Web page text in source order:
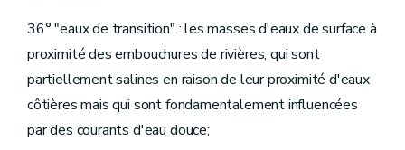
Sous-section
Conseil d'administration
[Décret 13.12.2023 - entrée en vigueur 01.01.2024]
Art.D.365
Art.
Sous-section 2 Mandat d'administrateur
Art.D.367
Sous-section 3
Art.D.368
36° "eaux de transition" : les masses d'eaux de surface à
proximité des embouchures de rivières, qui sont
partiellement salines en raison de leur proximité d'eaux
côtières mais qui sont fondamentalement influencées
par des courants d'eau douce;